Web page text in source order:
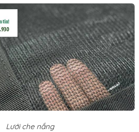
Lưới che nắng